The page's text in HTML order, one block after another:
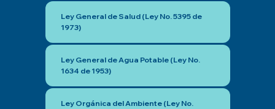
Ley General de Salud (Ley No. 5395 de
1973)
Ley General de Agua Potable (Ley No.
1634 de 1953)
Ley Orgánica del Ambiente (Ley No.